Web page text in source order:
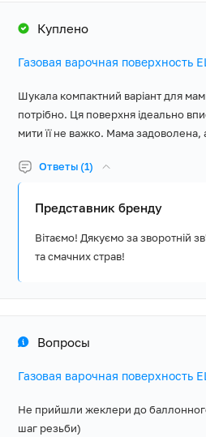
Куплено
Газовая варочная поверхность
Шукала компактний варіант для
потрібно. Ця поверхня ідеально
мити її не важко. Мама
Ответы (1)
Представник бренду
Вітаємо! Дякуємо за зворотній
та смачних страв!
Вопросы
Газовая варочная поверхность
Не прийшли жеклери до баллонного
шаг резьби)